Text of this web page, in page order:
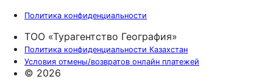
Политика конфиденциальности
ТОО «Турагентство География»
Политика конфиденциальности Казахстан
Условия отмены/возвратов онлайн платежей
© 2026